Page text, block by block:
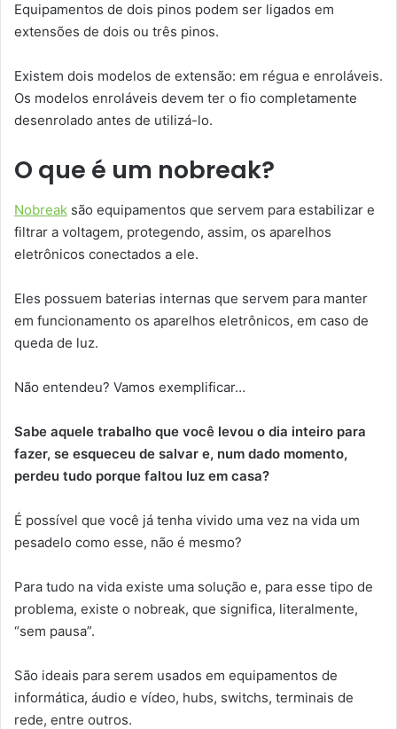
Equipamentos de dois pinos podem ser ligados em
extensões de dois ou três pinos.
Existem dois modelos de extensão: em régua e enroláveis.
Os modelos enroláveis devem ter o fio completamente
desenrolado antes de utilizá-lo.
O que é um nobreak?
Nobreak são equipamentos que servem para estabilizar e
filtrar a voltagem, protegendo, assim, os aparelhos
eletrônicos conectados a ele.
Eles possuem baterias internas que servem para manter
em funcionamento os aparelhos eletrônicos, em caso de
queda de luz.
Não entendeu? Vamos exemplificar…
Sabe aquele trabalho que você levou o dia inteiro para
fazer, se esqueceu de salvar e, num dado momento,
perdeu tudo porque faltou luz em casa?
É possível que você já tenha vivido uma vez na vida um
pesadelo como esse, não é mesmo?
Para tudo na vida existe uma solução e, para esse tipo de
problema, existe o nobreak, que significa, literalmente,
“sem pausa”.
São ideais para serem usados em equipamentos de
informática, áudio e vídeo, hubs, switchs, terminais de
rede, entre outros.